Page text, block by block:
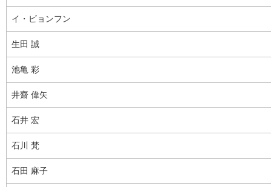
イ・ビョンフン
生田 誠
池亀 彩
井齋 偉矢
石井 宏
石川 梵
石田 麻子